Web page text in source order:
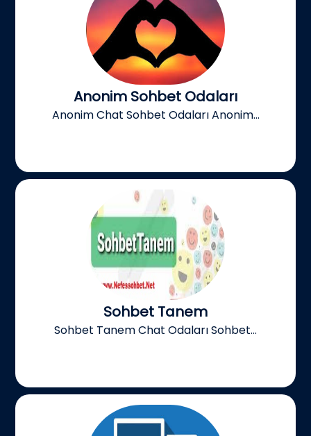
Anonim Sohbet Odaları
Anonim Chat Sohbet Odaları Anonim...
Sohbet Tanem
Sohbet Tanem Chat Odaları Sohbet...